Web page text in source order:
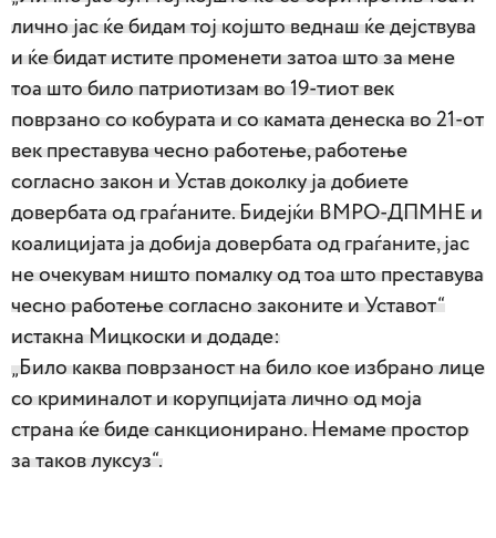
лично јас ќе бидам тој којшто веднаш ќе дејствува
и ќе бидат истите променети затоа што за мене
тоа што било патриотизам во 19-тиот век
поврзано со кобурата и со камата денеска во 21-от
век преставува чесно работење, работење
согласно закон и Устав доколку ја добиете
довербата од граѓаните. Бидејќи ВМРО-ДПМНЕ и
коалицијата ја добија довербата од граѓаните, јас
не очекувам ништо помалку од тоа што преставува
чесно работење согласно законите и Уставот“
истакна Мицкоски и додаде:
„Било каква поврзаност на било кое избрано лице
со криминалот и корупцијата лично од моја
страна ќе биде санкционирано. Немаме простор
за таков луксуз“.